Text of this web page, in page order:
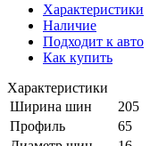
Характеристики
Наличие
Подходит к авто
Как купить
Характеристики
Ширина шин
205
Профиль
65